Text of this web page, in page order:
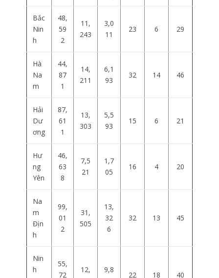
Bắc
Nin
h
48,
59
2
11,
243
3,0
11
23 6 29
Hà
Na
m
44,
87
1
14,
211
6,1
93
32 14 46
Hải
Dư
ơng
87,
61
1
13,
303
5,5
93
15 6 21
Hư
ng
Yên
46,
63
8
7,5
21
1,7
05
16 4 20
Na
m
Địn
h
99,
01
2
31,
505
13,
32
6
32 13 45
Nin
h
55,
72
12,
9,8
22 18 40